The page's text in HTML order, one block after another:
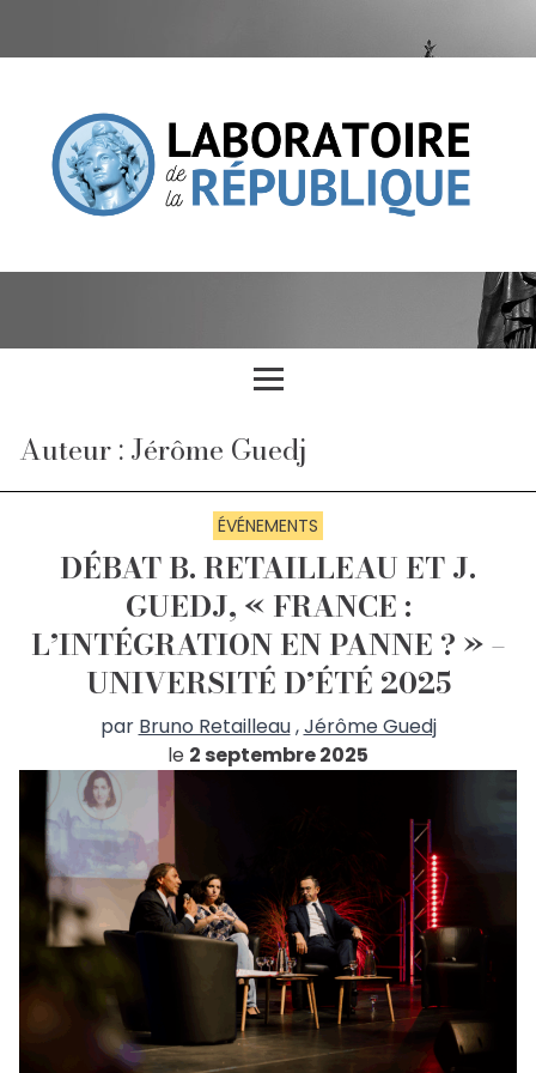
Auteur : Jérôme Guedj
ÉVÉNEMENTS
DÉBAT B. RETAILLEAU ET J.
GUEDJ, « FRANCE :
L’INTÉGRATION EN PANNE ? » –
UNIVERSITÉ D’ÉTÉ 2025
par Bruno Retailleau,Jérôme Guedj
le 2 septembre 2025